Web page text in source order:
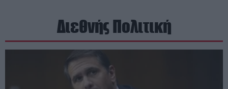
Διεθνής Πολιτική